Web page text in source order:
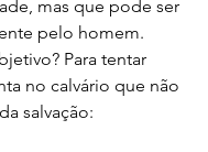
mas que pode ser
pelo homem.
Para tentar
no calvário que não
salvação: